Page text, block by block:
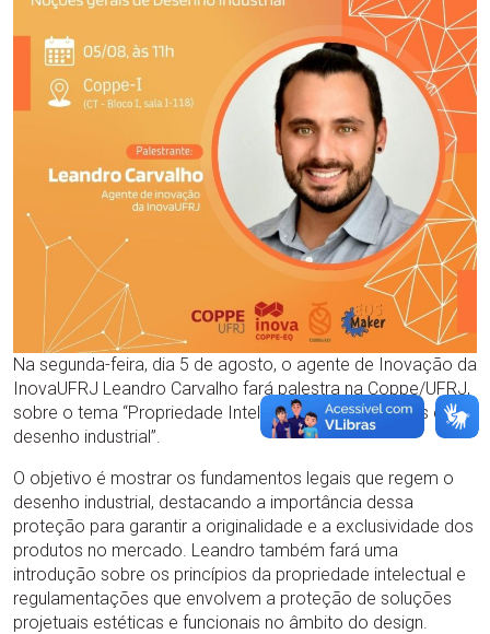
Na segunda-feira, dia 5 de agosto, o agente de Inovação da
InovaUFRJ Leandro Carvalho fará palestra na Coppe/UFRJ,
sobre o tema “Propriedade Intelectual: Noções gerais de
desenho industrial”.
O objetivo é mostrar os fundamentos legais que regem o
desenho industrial, destacando a importância dessa
proteção para garantir a originalidade e a exclusividade dos
produtos no mercado. Leandro também fará uma
introdução sobre os princípios da propriedade intelectual e
regulamentações que envolvem a proteção de soluções
projetuais estéticas e funcionais no âmbito do design.